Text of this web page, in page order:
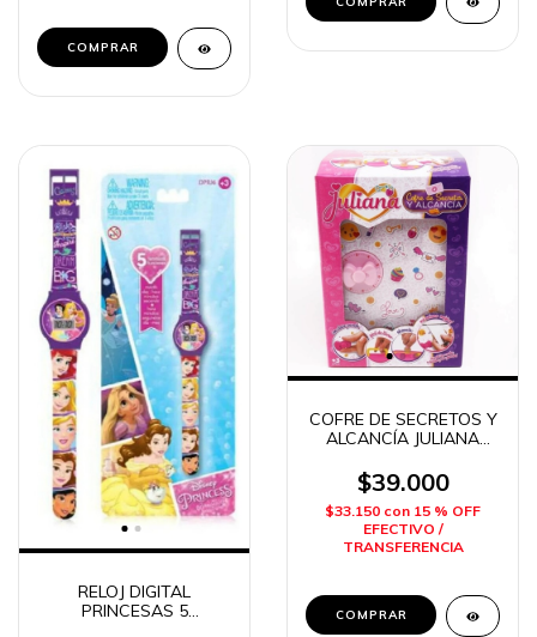
RELOJ DIGITAL
PRINCESAS 5
COFRE DE SECRETOS Y
ALCANCÍA JULIANA
$39.000
$33.150 con 15 % OFF
EFECTIVO /
TRANSFERENCIA